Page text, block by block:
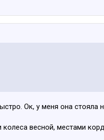
Ок, у меня она стояла
весной, местами